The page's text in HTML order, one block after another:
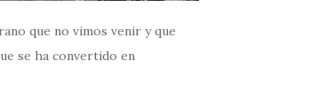
que no vimos venir y que
se ha convertido en